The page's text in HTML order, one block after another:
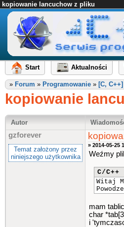
kopiowanie lancuchow z pliku
Start Aktualności
» Forum » Programowanie » [C,
kopiowanie
Autor
gzforever
Temat założony przez
niniejszego użytkownika
» 2014-05-25
Weźmy
C/C++
Witaj
mam
char
i